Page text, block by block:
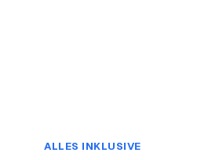
ALLES INKLUSIVE